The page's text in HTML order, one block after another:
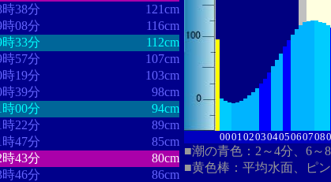
時38分
121cm
時08分
116cm
時33分
112cm
時57分
107cm
時19分
103cm
時39分
98cm
時00分
94cm
時22分
89cm
時47分
85cm
時43分
80cm
時46分
86cm
000102030405060708
■潮の青色：2～4分、6～8
■黄色棒：平均水面、ピ